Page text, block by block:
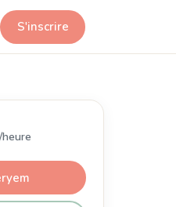
S'inscrire
/heure